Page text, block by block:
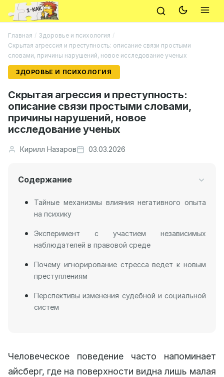
Главная / Здоровье и психология /
Скрытая агрессия и преступность: описание связи простыми
словами, причины нарушений, новое исследование ученых
ЗДОРОВЬЕ И ПСИХОЛОГИЯ
Скрытая агрессия и преступность:
описание связи простыми словами,
причины нарушений, новое
исследование ученых
Кирилл Назаров 03.03.2026
Содержание
Тайные механизмы влияния негативного опыта
на психику
Эксперимент с участием независимых
наблюдателей в правовой среде
Почему игнорирование стресса ведет к новым
преступлениям
Перспективы изменения судебной и социальной
систем
Человеческое поведение часто напоминает
айсберг, где на поверхности видна лишь малая